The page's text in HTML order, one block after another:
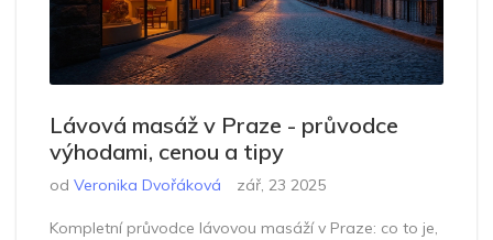
Lávová masáž v Praze - průvodce
výhodami, cenou a tipy
od Veronika Dvořáková zář, 23 2025
Kompletní průvodce lávovou masáží v Praze: co to je,